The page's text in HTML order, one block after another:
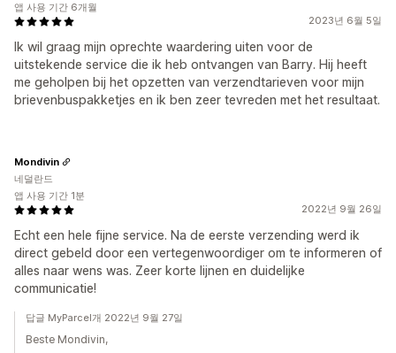
2023년 6월 5일
Ik wil graag mijn oprechte waardering uiten voor de
uitstekende service die ik heb ontvangen van Barry. Hij heeft
me geholpen bij het opzetten van verzendtarieven voor mijn
brievenbuspakketjes en ik ben zeer tevreden met het resultaat.
앱 사용 기간 6개월
2022년 9월 26일
Echt een hele fijne service. Na de eerste verzending werd ik
direct gebeld door een vertegenwoordiger om te informeren of
alles naar wens was. Zeer korte lijnen en duidelijke
communicatie!
Mondivin
네덜란드
앱 사용 기간 1분
답글 MyParcel개 2022년 9월 27일
Beste Mondivin,